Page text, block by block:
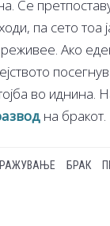
Се
па сето тоа
Ако
во иднина.
на бракот.
БРАК